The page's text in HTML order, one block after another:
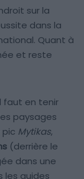
sur la
dans la
Quant à
et reste
faut en tenir
paysages
pic Mytikas,
(derrière le
dans une
les guides